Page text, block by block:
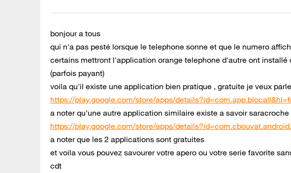
bonjour a tous
qui n'a pas pesté lorsque le telephone sonne et que le numero
certains mettront l'application orange telephone d'autre ont
(parfois payant)
voila qu'il existe une application bien pratique , gratuite je veux
https://play.google.com/store/apps/
a noter qu'une autre application similaire existe a savoir saracroche
https://play.google.com/store/apps/
a noter que les 2 applications sont gratuites
et voila vous pouvez savourer votre apero ou votre serie favorite
cdt